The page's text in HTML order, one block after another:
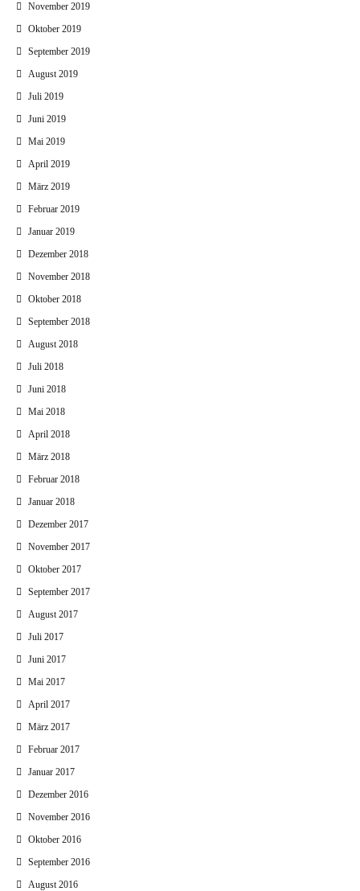
November 2019
Oktober 2019
September 2019
August 2019
Juli 2019
Juni 2019
Mai 2019
April 2019
März 2019
Februar 2019
Januar 2019
Dezember 2018
November 2018
Oktober 2018
September 2018
August 2018
Juli 2018
Juni 2018
Mai 2018
April 2018
März 2018
Februar 2018
Januar 2018
Dezember 2017
November 2017
Oktober 2017
September 2017
August 2017
Juli 2017
Juni 2017
Mai 2017
April 2017
März 2017
Februar 2017
Januar 2017
Dezember 2016
November 2016
Oktober 2016
September 2016
August 2016